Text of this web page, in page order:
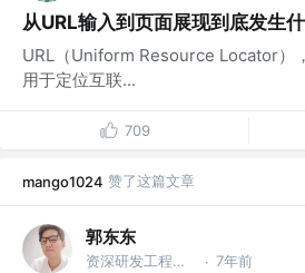
从URL输入到页面展现到底发生
URL（Uniform Resource Locator）
用于定位互联...
709
mango1024 赞了这篇文章
郭东东
资深研发工程师 @字节跳动 · 7年前